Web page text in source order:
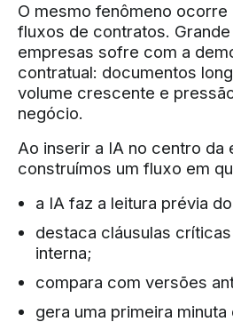
O mesmo fenômeno
fluxos de contratos.
empresas sofre com a
contratual: documentos
volume crescente e
negócio.
Ao inserir a IA no centro da
construímos um fluxo em
a IA faz a leitura prévia
destaca cláusulas
interna;
compara com versões
gera uma primeira minuta